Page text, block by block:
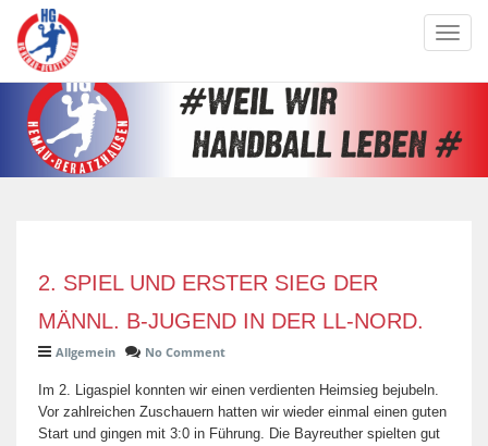
2. SPIEL UND ERSTER SIEG DER
MÄNNL. B-JUGEND IN DER LL-NORD.
Allgemein No Comment
Im 2. Ligaspiel konnten wir einen verdienten Heimsieg bejubeln.
Vor zahlreichen Zuschauern hatten wir wieder einmal einen guten
Start und gingen mit 3:0 in Führung. Die Bayreuther spielten gut